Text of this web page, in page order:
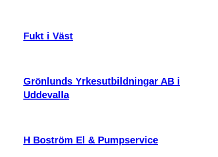
Fukt i Väst
Grönlunds Yrkesutbildningar AB i
Uddevalla
H Boström El & Pumpservice